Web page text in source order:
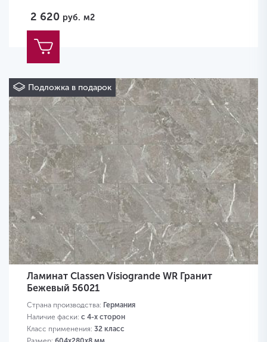
2 620 руб. м2
Подложка в подарок
Ламинат Classen Visiogrande WR Гранит
Бежевый 56021
Страна производства: Германия
Наличие фаски: с 4-х сторон
Класс применения: 32 класс